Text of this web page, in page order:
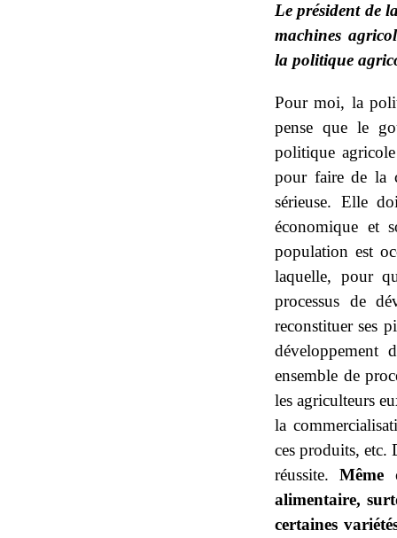
Le président de
machines
la politique
Pour moi, la
pense que le
politique
pour faire de la
sérieuse. Elle
économique et
population est
laquelle, pour
processus de
reconstituer ses
développement
ensemble de
les agriculteurs
la
ces produits, etc.
réussite.Même
alimentaire,
certaines